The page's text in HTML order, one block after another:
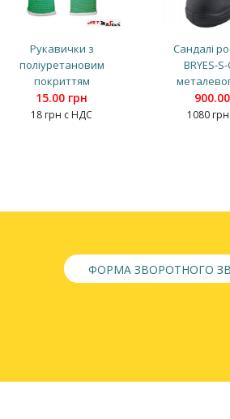
Рукавички з
поліуретановим
покриттям
15.00 грн
18 грн с НДС
Сандалі
BRYES-
1080
ФОРМА ЗВОРОТНОГО